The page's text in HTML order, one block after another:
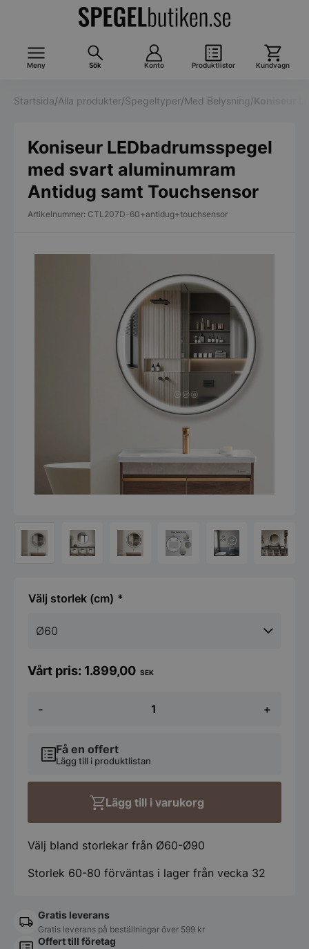
Meny Sök Konto Produktlistor Kundvagn
Startsida/Alla produkter/Spegeltyper/Med Belysning/Koniseur
Koniseur LEDbadrumsspegel
med svart aluminumram
Antidug samt Touchsensor
Artikelnummer: CTL207D-60+antidug+touchsensor
storlek (cm)
-
LEDbadrumsspegel
aluminumram
Antidug
Touchsensor
+
1.899,00 SEK
Få en offert
Lägg till i produktlistan
Lägg till i varukorg
Välj bland storlekar från Ø60-Ø90
Storlek 60-80 förväntas i lager från vecka 32
Gratis leverans
Gratis leverans på beställningar över 599 kr
Offert till företag